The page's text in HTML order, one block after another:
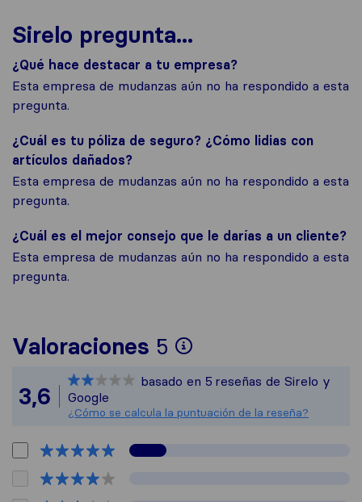
Sirelo pregunta...
¿Qué hace destacar a tu empresa?
Esta empresa de mudanzas aún no ha respondido a esta
pregunta.
¿Cuál es tu póliza de seguro? ¿Cómo lidias con
artículos dañados?
Esta empresa de mudanzas aún no ha respondido a esta
pregunta.
¿Cuál es el mejor consejo que le darías a un cliente?
Esta empresa de mudanzas aún no ha respondido a esta
pregunta.
Valoraciones 5
Para ofrecerte
Todas las
3,6
basado en 5 reseñas de Sirelo y
Google
¿Cómo se calcula la puntuación de la reseña?